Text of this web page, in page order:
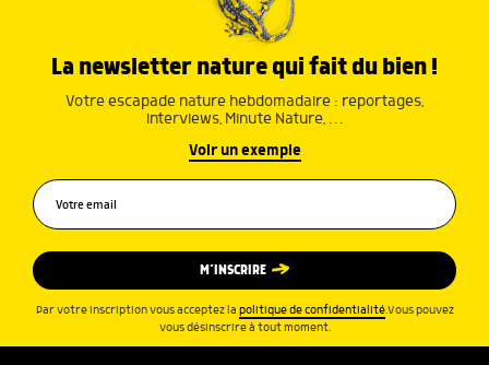
La newsletter nature qui fait du bien !
Votre escapade nature hebdomadaire : reportages,
interviews, Minute Nature, …
Voir un exemple
M’INSCRIRE
Par votre inscription vous acceptez la politique de confidentialité.Vous pouvez
vous désinscrire à tout moment.